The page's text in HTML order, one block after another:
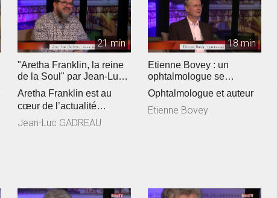
21 min
"Aretha Franklin, la reine
de la Soul" par Jean-Luc
Gadreau
Aretha Franklin est au
cœur de l’actualité
culturelle. Jean-Luc
Jean-Luc GADREAU
18 min
Etienne Bovey : un
ophtalmologue se
passionne pour la
théologie
Ophtalmologue et auteur
Etienne Bovey